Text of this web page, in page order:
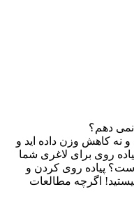
نمی دهم؟
نه کاهش وزن داده اید و
روی برای لاغری شما
است؟ پیاده روی کردن و
اگرچه مطالعات